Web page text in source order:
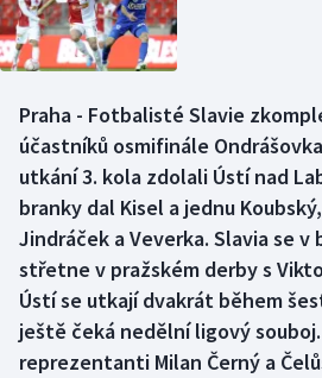
Biatlon
Boby a skeleton
Box
Curling
Dostihy
Florbal
Futsal
Aplikace ČT sport
AZ kvíz
Praha - Fotbalisté Slavie
účastníků osmifinále
utkání 3. kola zdolali Ústí nad
branky dal Kisel a jednu
Jindráček a Veverka. Slavia se
střetne v pražském derby s
Ústí se utkají dvakrát během
ještě čeká nedělní ligový
reprezentanti Milan Černý a